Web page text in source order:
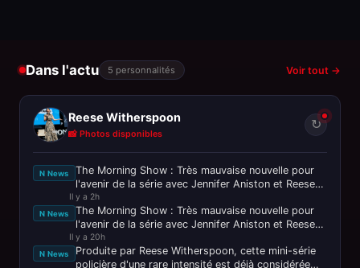
Dans l'actu 5 personnalités Voir tout →
Reese Witherspoon
📸 Photos disponibles
↻
N News
The Morning Show : Très mauvaise nouvelle pour
l'avenir de la série avec Jennifer Aniston et Reese
Witherspoon
Il y a 2h
N News
The Morning Show : Très mauvaise nouvelle pour
l'avenir de la série avec Jennifer Aniston et Reese
Witherspoon
Il y a 20h
N News
Produite par Reese Witherspoon, cette mini-série
policière d'une rare intensité est déjà considérée